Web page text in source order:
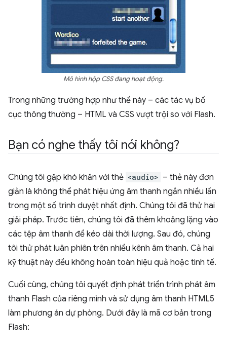
Mô hình hộp CSS đang hoạt động.
Trong những trường hợp như thế này – các tác vụ bố
cục thông thường – HTML và CSS vượt trội so với Flash.
Bạn có nghe thấy tôi nói không?
Chúng tôi gặp khó khăn với thẻ <audio> – thẻ này đơn
giản là không thể phát hiệu ứng âm thanh ngắn nhiều lần
trong một số trình duyệt nhất định. Chúng tôi đã thử hai
giải pháp. Trước tiên, chúng tôi đã thêm khoảng lặng vào
các tệp âm thanh để kéo dài thời lượng. Sau đó, chúng
tôi thử phát luân phiên trên nhiều kênh âm thanh. Cả hai
kỹ thuật này đều không hoàn toàn hiệu quả hoặc tinh tế.
Cuối cùng, chúng tôi quyết định phát triển trình phát âm
thanh Flash của riêng mình và sử dụng âm thanh HTML5
làm phương án dự phòng. Dưới đây là mã cơ bản trong
Flash: